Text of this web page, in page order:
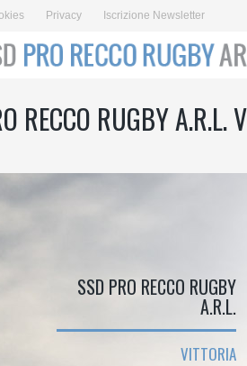
Privacy Iscrizione Newsletter
RECCO RUGBY A.R.L.
SSD PRO RECCO RUGBY
A.R.L.
VITTORIA